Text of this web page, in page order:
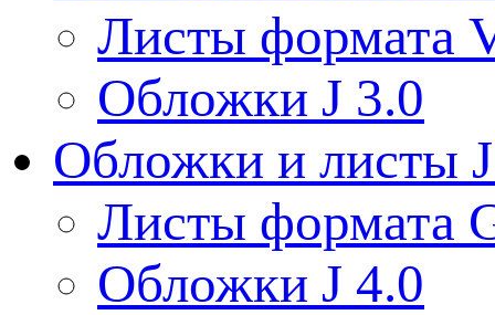
Листы формата
Обложки J 3.0
Обложки и листы
Листы формата
Обложки J 4.0